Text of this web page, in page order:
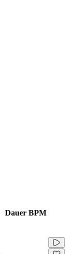
Dauer BPM